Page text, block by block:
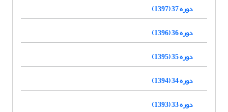
دوره 37 (1397)
دوره 36 (1396)
دوره 35 (1395)
دوره 34 (1394)
دوره 33 (1393)